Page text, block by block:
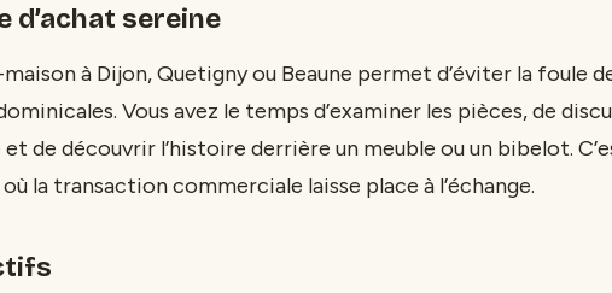
d’achat sereine
à Dijon, Quetigny ou Beaune permet d’éviter la foule
Vous avez le temps d’examiner les pièces, de
de découvrir l’histoire derrière un meuble ou un bibelot.
la transaction commerciale laisse place à l’échange.